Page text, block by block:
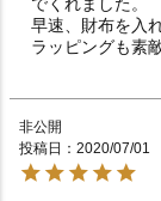
早速、財布を入
ラッピングも素
非公開
投稿日
2020/07/01